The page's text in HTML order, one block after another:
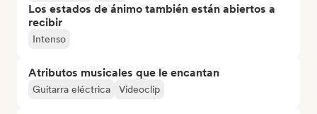
Los estados de ánimo también están abiertos a
recibir
Intenso
Atributos musicales que le encantan
Guitarra eléctrica Videoclip